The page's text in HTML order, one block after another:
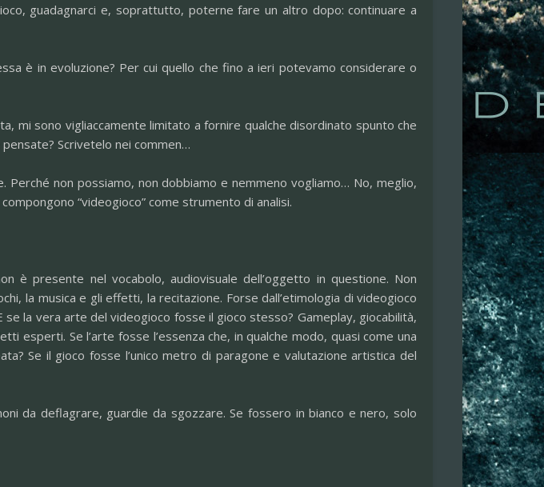
guadagnarci e, soprattutto, poterne fare un altro dopo: continuare a
è in evoluzione? Per cui quello che fino a ieri potevamo considerare o
mi sono vigliaccamente limitato a fornire qualche disordinato spunto che
Scrivetelo nei commen…
Perché non possiamo, non dobbiamo e nemmeno vogliamo… No, meglio,
“videogioco” come strumento di analisi.
è presente nel vocabolo, audiovisuale dell’oggetto in questione. Non
la musica e gli effetti, la recitazione. Forse dall’etimologia di videogioco
la vera arte del videogioco fosse il gioco stesso? Gameplay, giocabilità,
Se l’arte fosse l’essenza che, in qualche modo, quasi come una
Se il gioco fosse l’unico metro di paragone e valutazione artistica del
da deflagrare, guardie da sgozzare. Se fossero in bianco e nero, solo